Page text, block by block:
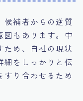
候補者からの逆質
図もあります。中
ため、自社の現状
細をしっかりと伝
すり合わせるため